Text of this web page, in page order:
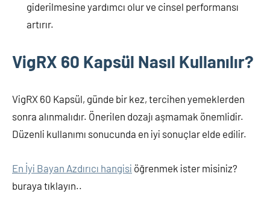
giderilmesine yardımcı olur ve cinsel performansı
artırır.
VigRX 60 Kapsül Nasıl Kullanılır?
VigRX 60 Kapsül, günde bir kez, tercihen yemeklerden
sonra alınmalıdır. Önerilen dozajı aşmamak önemlidir.
Düzenli kullanımı sonucunda en iyi sonuçlar elde edilir.
En İyi Bayan Azdırıcı hangisi öğrenmek ister misiniz?
buraya tıklayın..